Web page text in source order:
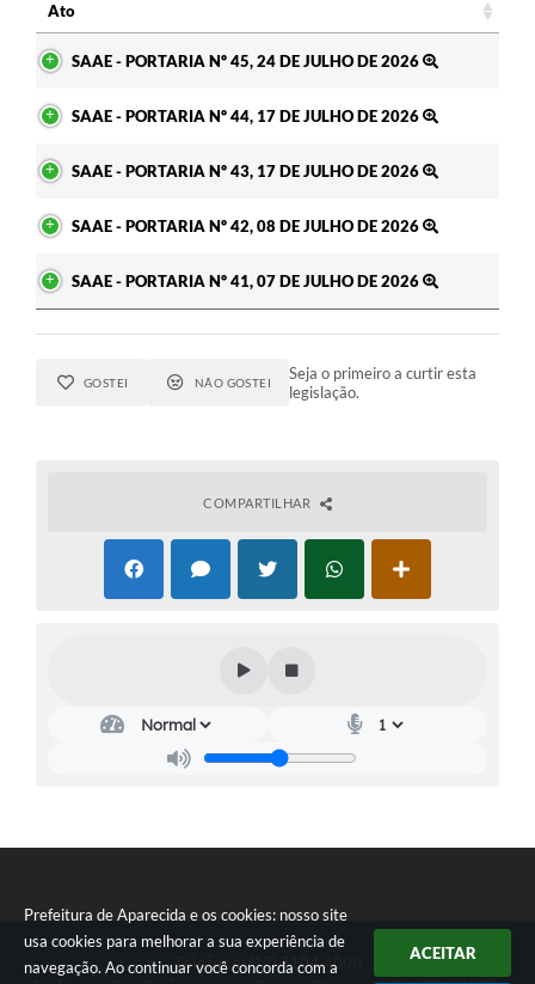
Prefeitura de Aparecida e os cookies: nosso site
usa cookies para melhorar a sua experiência de
navegação. Ao continuar você concorda com a
ACEITAR
Ato
SAAE - PORTARIA Nº 45, 24 DE JULHO DE 2026
SAAE - PORTARIA Nº 44, 17 DE JULHO DE 2026
SAAE - PORTARIA Nº 43, 17 DE JULHO DE 2026
SAAE - PORTARIA Nº 42, 08 DE JULHO DE 2026
SAAE - PORTARIA Nº 41, 07 DE JULHO DE 2026
GOSTEI NÃO GOSTEI
Seja o primeiro a curtir esta
legislação.
COMPARTILHAR
Telefone: (12) 3104-4000